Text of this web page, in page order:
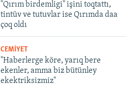
"Qırım birdemligi" işini toqtattı,
tintüv ve tutuvlar ise Qırımda daa
çoq oldı
CEMİYET
"Haberlerge köre, yarıq bere
ekenler, amma biz bütünley
ekektriksizmiz"